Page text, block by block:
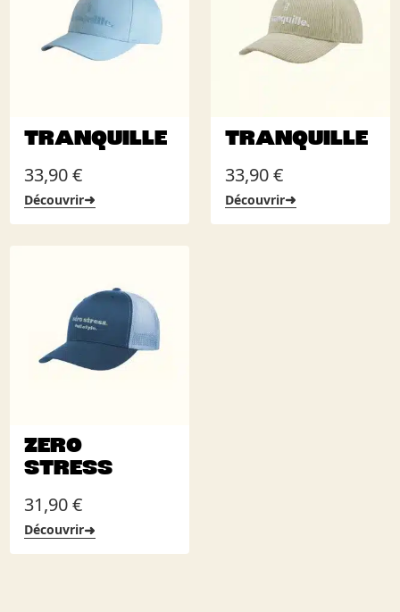
TRANQUILLE
33,90€
Découvrir➜
TRANQUILLE
33,90€
Découvrir➜
ZERO
STRESS
31,90€
Découvrir➜